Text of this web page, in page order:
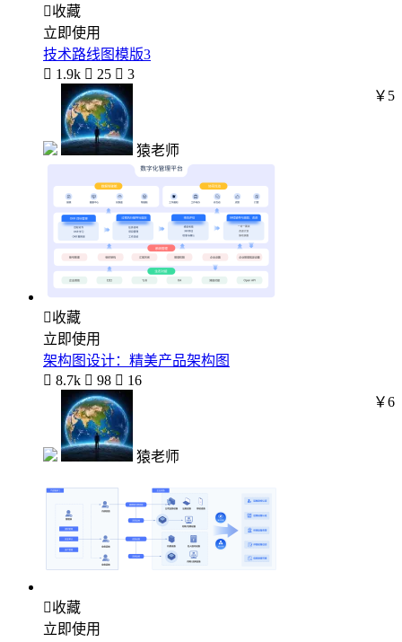
收藏
立即使用
技术路线图模版3
 1.9k  25  3
猿老师
￥5
收藏
立即使用
架构图设计：精美产品架构图
 8.7k  98  16
猿老师
￥6
收藏
立即使用